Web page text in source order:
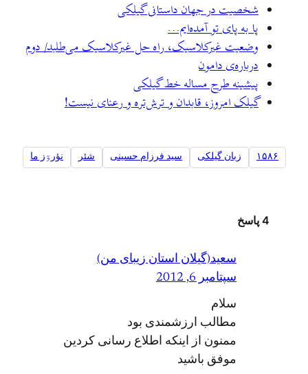
شخصیت در جهان داستانی گیلکی
پا به پای تو آمده‌ایم…
وضعیت غیرکلاسیک، راه حل غیرکلاسیک می‌طلبد/ دوم
درباره‌ی دامون
پیشینه طرح مساله خط گیلکی
گیلک امروز، قابدان و ترش‌تره و رعنای نیست!
۱۵۸۶ زبان گیلکی سید فرزام حسینی شئر نؤرۊز ما
4 پاسخ
سعید(گیلان استان زیبای من)
سپتامبر 6, 2012
سلام
مطالب ارزشمندی بود
ممنون از اینکه اطلاع رسانی کردین
موفق باشید